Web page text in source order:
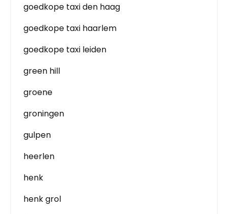
goedkope taxi den haag
goedkope taxi haarlem
goedkope taxi leiden
green hill
groene
groningen
gulpen
heerlen
henk
henk grol